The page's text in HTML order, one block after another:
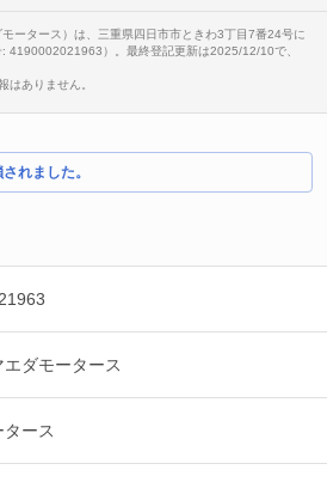
ータース）は、三重県四日市市ときわ3丁目7番24号に
4190002021963）。最終登記更新は2025/12/10で、
はありません。
れました。
ダモータース
ース